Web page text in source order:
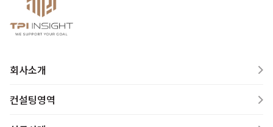
회사소개
컨설팅영역